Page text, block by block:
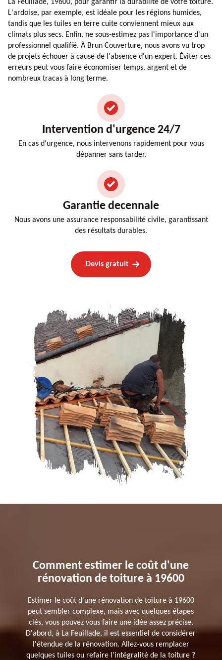
La Feuillade, 19600, pour garantir la durabilité de votre toiture.
L'ardoise, par exemple, est idéale pour les régions humides,
tandis que les tuiles en terre cuite conviennent mieux aux
climats plus secs. Enfin, ne sous-estimez pas l'importance d'un
professionnel qualifié. À Brun Couverture, nous avons vu trop
de projets échouer à cause de l'absence d'un expert. Éviter ces
erreurs peut vous faire économiser temps, argent et de
nombreux tracas à long terme.
Intervention d'urgence 24/7
En cas d'urgence, nous intervenons rapidement pour vous
dépanner sans tarder.
Garantie decennale
Nous avons une assurance responsabilité civile, garantissant
des résultats durables.
Devis gratuit
Comment estimer le coût d'une
rénovation de toiture à 19600
Estimer le coût d'une rénovation de toiture à 19600
peut sembler complexe, mais avec quelques étapes
clés, vous pouvez vous faire une idée assez précise.
D'abord, à La Feuillade, il est essentiel de considérer
l'étendue de la rénovation. Allez-vous remplacer
quelques tuiles ou refaire l'intégralité de la toiture ?